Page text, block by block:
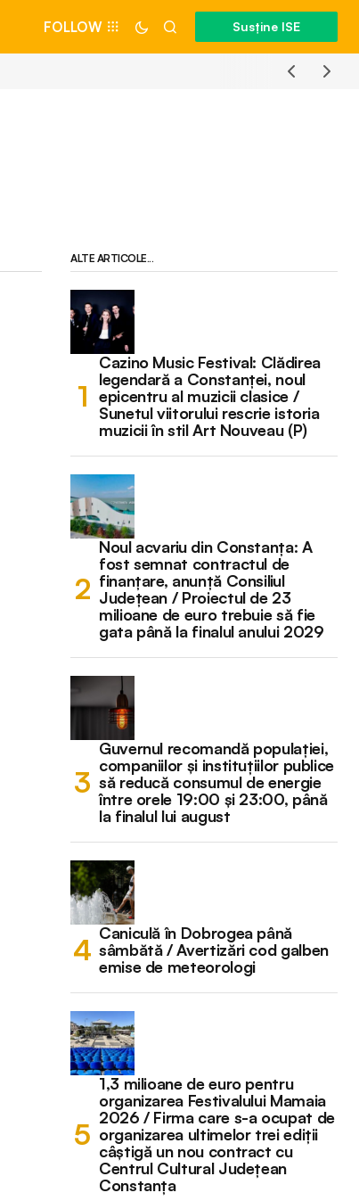
FOLLOW Susține ISE
ALTE ARTICOLE...
Cazino Music Festival: Clădirea
legendară a Constanței, noul
epicentru al muzicii clasice /
Sunetul viitorului rescrie istoria
muzicii în stil Art Nouveau (P)
Noul acvariu din Constanța: A
fost semnat contractul de
finanțare, anunță Consiliul
Județean / Proiectul de 23
milioane de euro trebuie să fie
gata până la finalul anului 2029
Guvernul recomandă populației,
companiilor și instituțiilor publice
să reducă consumul de energie
între orele 19:00 și 23:00, până
la finalul lui august
Caniculă în Dobrogea până
sâmbătă / Avertizări cod galben
emise de meteorologi
1,3 milioane de euro pentru
organizarea Festivalului Mamaia
2026 / Firma care s-a ocupat de
organizarea ultimelor trei ediții
câștigă un nou contract cu
Centrul Cultural Județean
Constanța